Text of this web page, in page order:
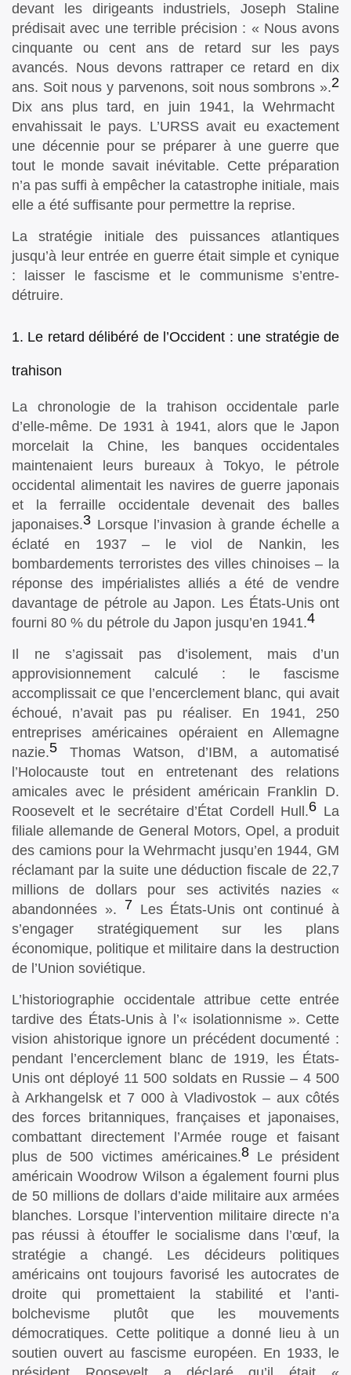
devant les dirigeants industriels, Joseph Staline
prédisait avec une terrible précision : « Nous avons
cinquante ou cent ans de retard sur les pays
avancés. Nous devons rattraper ce retard en dix
ans. Soit nous y parvenons, soit nous sombrons ».2
Dix ans plus tard, en juin 1941, la Wehrmacht
envahissait le pays. L’URSS avait eu exactement
une décennie pour se préparer à une guerre que
tout le monde savait inévitable. Cette préparation
n’a pas suffi à empêcher la catastrophe initiale, mais
elle a été suffisante pour permettre la reprise.
La stratégie initiale des puissances atlantiques
jusqu’à leur entrée en guerre était simple et cynique
: laisser le fascisme et le communisme s’entre-
détruire.
1. Le retard délibéré de l’Occident : une stratégie de
trahison
La chronologie de la trahison occidentale parle
d’elle-même. De 1931 à 1941, alors que le Japon
morcelait la Chine, les banques occidentales
maintenaient leurs bureaux à Tokyo, le pétrole
occidental alimentait les navires de guerre japonais
et la ferraille occidentale devenait des balles
japonaises.3 Lorsque l’invasion à grande échelle a
éclaté en 1937 – le viol de Nankin, les
bombardements terroristes des villes chinoises – la
réponse des impérialistes alliés a été de vendre
davantage de pétrole au Japon. Les États-Unis ont
fourni 80 % du pétrole du Japon jusqu’en 1941.4
Il ne s’agissait pas d’isolement, mais d’un
approvisionnement calculé : le fascisme
accomplissait ce que l’encerclement blanc, qui avait
échoué, n’avait pas pu réaliser. En 1941, 250
entreprises américaines opéraient en Allemagne
nazie.5 Thomas Watson, d’IBM, a automatisé
l’Holocauste tout en entretenant des relations
amicales avec le président américain Franklin D.
Roosevelt et le secrétaire d’État Cordell Hull.6 La
filiale allemande de General Motors, Opel, a produit
des camions pour la Wehrmacht jusqu’en 1944, GM
réclamant par la suite une déduction fiscale de 22,7
millions de dollars pour ses activités nazies «
abandonnées ». 7 Les États-Unis ont continué à
s’engager stratégiquement sur les plans
économique, politique et militaire dans la destruction
de l’Union soviétique.
L’historiographie occidentale attribue cette entrée
tardive des États-Unis à l’« isolationnisme ». Cette
vision ahistorique ignore un précédent documenté :
pendant l’encerclement blanc de 1919, les États-
Unis ont déployé 11 500 soldats en Russie – 4 500
à Arkhangelsk et 7 000 à Vladivostok – aux côtés
des forces britanniques, françaises et japonaises,
combattant directement l’Armée rouge et faisant
plus de 500 victimes américaines.8Le président
américain Woodrow Wilson a également fourni plus
de 50 millions de dollars d’aide militaire aux armées
blanches. Lorsque l’intervention militaire directe n’a
pas réussi à étouffer le socialisme dans l’œuf, la
stratégie a changé. Les décideurs politiques
américains ont toujours favorisé les autocrates de
droite qui promettaient la stabilité et l’anti-
bolchevisme plutôt que les mouvements
démocratiques. Cette politique a donné lieu à un
soutien ouvert au fascisme européen. En 1933, le